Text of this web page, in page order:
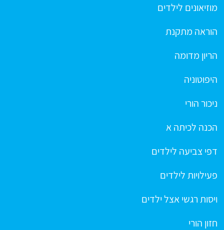
מוזיאונים לילדים
הוראה מתקנת
הריון מדומה
היפוטוניה
ניכור הורי
הכנה לכיתה א
דפי צביעה לילדים
פעילויות לילדים
ויסות רגשי אצל ילדים
חזון הורי